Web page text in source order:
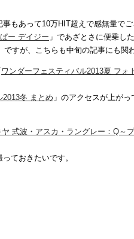
もあって10万HIT超えで感無量でご
ー デイジー 」であざとさに便乗し
ですが、こちらも中旬の記事にも関
ワンダーフェスティバル2013夏 フォ
2013冬 まとめ 」のアクセスが上が
式波・アスカ・ラングレー：Q～
ておきたいです。